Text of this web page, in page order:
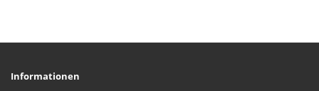
Informationen